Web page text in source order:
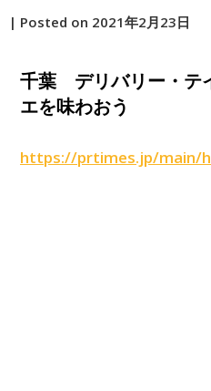
by
| Posted on 2021年2月23日
千葉 デリバリー・テ
エを味わおう
https://prtimes.jp/main/